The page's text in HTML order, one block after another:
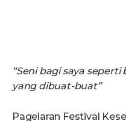
“Seni bagi saya
yang dibuat-buat”
Pagelaran Festival